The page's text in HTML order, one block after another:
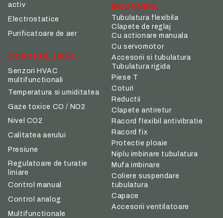
activ
Electrostatice
Purificatoare de aer
CONTROL HVAC
Senzori HVAC
multifunctionali
Temperatura si umiditatea
Gaze toxice CO / NO2
Nivel CO2
Calitatea aerului
Presiune
Regulatoare de turatie
liniare
Control manual
Control analog
Multifunctionale
MECANICE
Tubulatura flexibila
Clapete de reglaj
Cu actionare manuala
Cu servomotor
Accesorii si tubulatura
Tubulatura rigida
Piese T
Coturi
Reductii
Clapete antiretur
Racord flexibil antivibratie
Racord fix
Protectie ploaie
Niplu imbinare tubulatura
Mufa imbinare
Coliere suspendare
tubulatura
Capace
Accesorii ventilatoare